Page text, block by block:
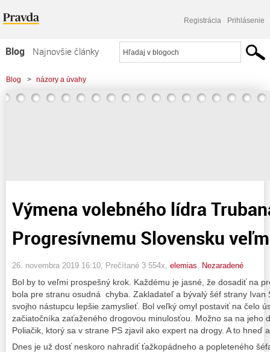
Registrácia Prihlásenie
Blog
Najnovšie články
Najčítanejšie články
Najkomentovanejšie články
Blog > názory a úvahy
> Výmena volebného lídra Trubana by Progresívnemu Slovensku veľmi
Výmena volebného lídra
Progresívnemu Slovensku
26. novembra 2019 16:10 , Prečítané 3 554x, elemias Nezaradené
Bol by to veľmi prospešný krok. Každému je jasné, že dosadiť na
bola pre stranu osudná chyba. Zakladateľ a bývalý šéf strany Ivan
svojho nástupcu lepšie zamyslieť. Bol veľký omyl postaviť na čelo
začiatočníka zaťaženého drogovou minulosťou. Možno sa na jeho
Poliačik, ktorý sa v strane PS zjavil ako expert na drogy. A to hneď
Dnes je už dosť neskoro nahradiť ťažkopádneho a popleteného